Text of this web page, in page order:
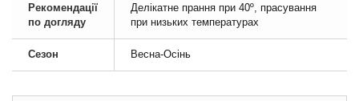
Рекомендації
по догляду
Делікатне прання при 40º, прасування
при низьких температурах
Сезон Весна-Осінь